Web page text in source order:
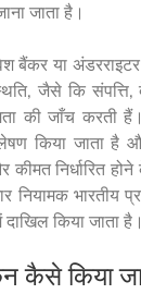
जाता है।
या अंडरराइटर
जैसे कि संपत्ति,
की जाँच करती
किया जाता
निर्धारित
भारतीय
किया जाता है।
कैसे किया